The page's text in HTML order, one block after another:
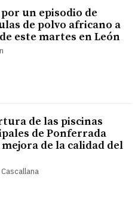
un episodio de
de polvo africano a
este martes en León
de las piscinas
de Ponferrada
de la calidad del